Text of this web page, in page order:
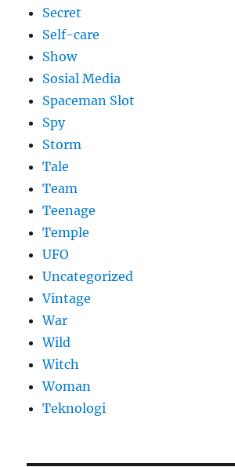
Secret
Self-care
Show
Sosial Media
Spaceman Slot
Spy
Storm
Tale
Team
Teenage
Temple
UFO
Uncategorized
Vintage
War
Wild
Witch
Woman
​Teknologi